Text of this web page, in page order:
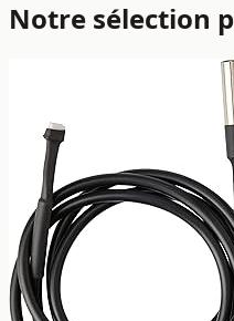
Notre sélection